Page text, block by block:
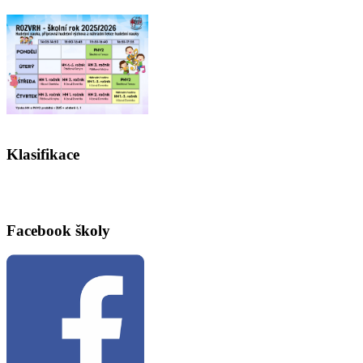
Klasifikace
Facebook školy